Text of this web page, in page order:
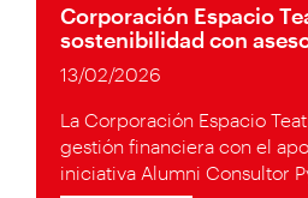
Corporación Espacio
sostenibilidad con
13/02/2026
La Corporación Espacio
gestión financiera con el
iniciativa Alumni Consultor